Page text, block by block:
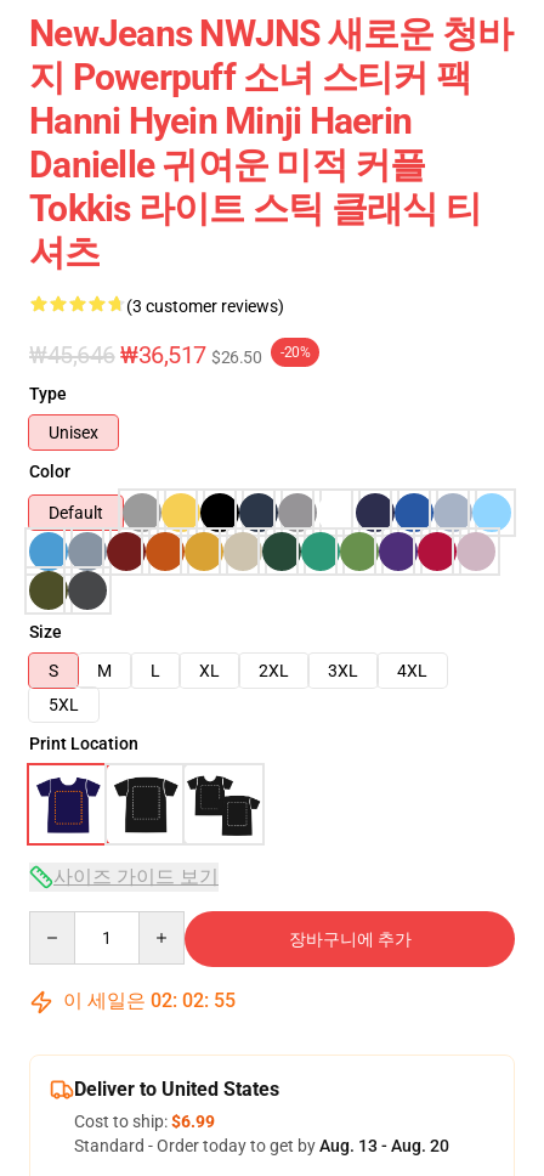
NewJeans NWJNS 새로운 청바
지 Powerpuff 소녀 스티커 팩
Hanni Hyein Minji Haerin
Danielle 귀여운 미적 커플
Tokkis 라이트 스틱 클래식 티
셔츠
(3 customer reviews)
₩45,646₩36,517 $26.50 -20%
Type
Unisex
Color
Default
Size
S
M L XL 2XL 3XL
4XL
5XL
Print Location
사이즈 가이드 보기
장바구니에 추가
이 세일은 02: 02: 54
Deliver to United States
Cost to ship:$6.99
Standard - Order today to get byAug. 13 - Aug. 20